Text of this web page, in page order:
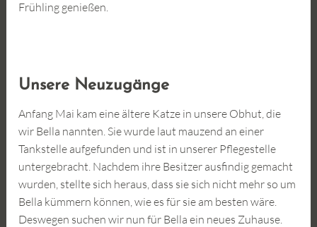
Frühling genießen.
Unsere Neuzugänge
Anfang Mai kam eine ältere Katze in unsere Obhut, die
wir Bella nannten. Sie wurde laut mauzend an einer
Tankstelle aufgefunden und ist in unserer Pflegestelle
untergebracht. Nachdem ihre Besitzer ausfindig gemacht
wurden, stellte sich heraus, dass sie sich nicht mehr so um
Bella kümmern können, wie es für sie am besten wäre.
Deswegen suchen wir nun für Bella ein neues Zuhause.